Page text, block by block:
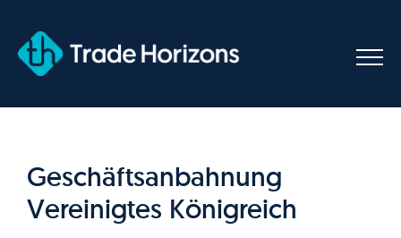
content
Geschäftsanbahnung
Vereinigtes Königreich